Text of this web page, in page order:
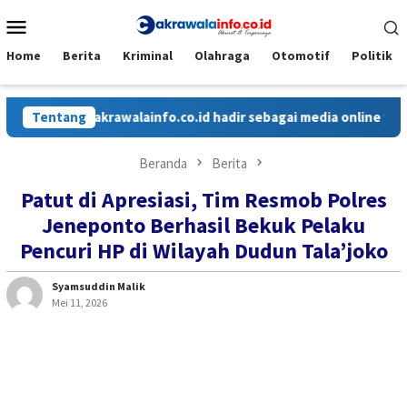
ke
Mobile
Home Berita Kriminal Olahraga Otomotif Politik
Tentang
Cakrawalainfo.co.id hadir sebagai media online yang
Beranda Berita
Patut di Apresiasi, Tim Resmob Polres
Jeneponto Berhasil Bekuk Pelaku
Pencuri HP di Wilayah Dudun Tala’joko
Syamsuddin Malik
Mei 11, 2026